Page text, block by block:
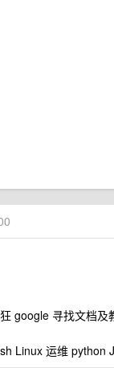
google 寻找文档及
Linux 运维 python